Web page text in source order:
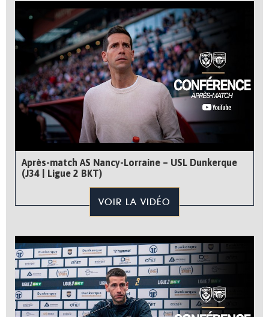
Après-match AS Nancy-Lorraine – USL Dunkerque
(J34 | Ligue 2 BKT)
VOIR LA VIDÉO